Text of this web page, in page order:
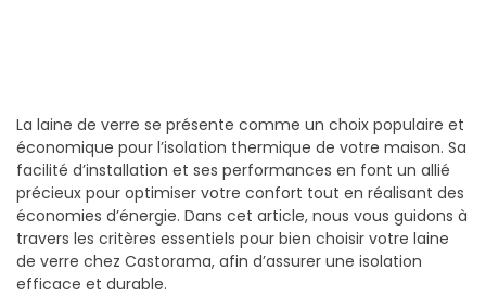
La laine de verre se présente comme un choix populaire et
économique pour l’isolation thermique de votre maison. Sa
facilité d’installation et ses performances en font un allié
précieux pour optimiser votre confort tout en réalisant des
économies d’énergie. Dans cet article, nous vous guidons à
travers les critères essentiels pour bien choisir votre laine
de verre chez Castorama, afin d’assurer une isolation
efficace et durable.